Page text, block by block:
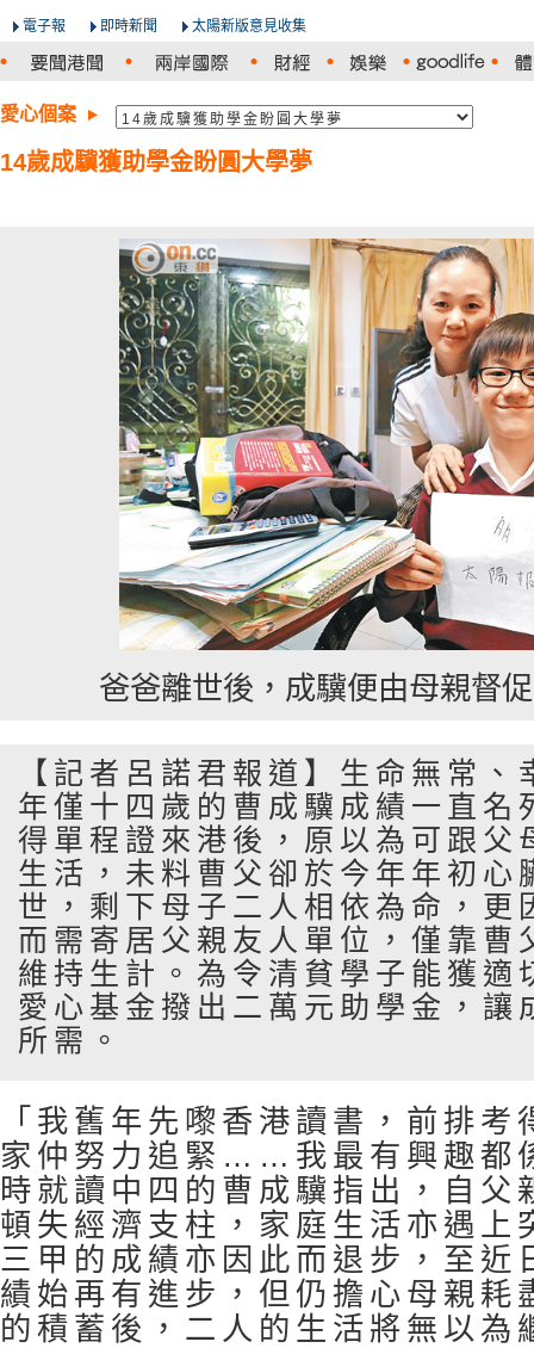
電子報 即時新聞 太陽新版意見收集
愛心個案
14歲成驥獲助學金盼圓大學夢
爸爸離世後，成驥便由母親督
【記者呂諾君報道】生命無常
年僅十四歲的曹成驥成績一直名
得單程證來港後，原以為可跟父
生活，未料曹父卻於今年年初心
世，剩下母子二人相依為命，更
而需寄居父親友人單位，僅靠曹
維持生計。為令清貧學子能獲適
愛心基金撥出二萬元助學金，讓
所需。
「我舊年先嚟香港讀書，前排
家仲努力追緊……我最有興趣都
時就讀中四的曹成驥指出，自父
頓失經濟支柱，家庭生活亦遇上
三甲的成績亦因此而退步，至近
績始再有進步，但仍擔心母親耗
的積蓄後，二人的生活將無以為